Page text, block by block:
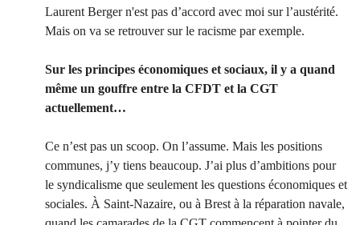
Laurent Berger n'est pas d’accord avec moi sur l’austérité.
Mais on va se retrouver sur le racisme par exemple.
Sur les principes économiques et sociaux, il y a quand
même un gouffre entre la CFDT et la CGT
actuellement…
Ce n’est pas un scoop. On l’assume. Mais les positions
communes, j’y tiens beaucoup. J’ai plus d’ambitions pour
le syndicalisme que seulement les questions économiques et
sociales. À Saint-Nazaire, ou à Brest à la réparation navale,